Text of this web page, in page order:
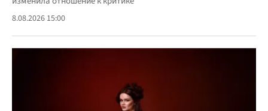
8.08.2026 15:00